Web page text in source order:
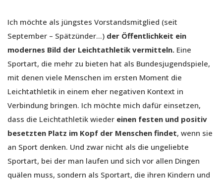
Ich möchte als jüngstes Vorstandsmitglied (seit
September – Spätzünder…) der Öffentlichkeit ein
modernes Bild der Leichtathletik vermitteln. Eine
Sportart, die mehr zu bieten hat als Bundesjugendspiele,
mit denen viele Menschen im ersten Moment die
Leichtathletik in einem eher negativen Kontext in
Verbindung bringen. Ich möchte mich dafür einsetzen,
dass die Leichtathletik wieder einen festen und positiv
besetzten Platz im Kopf der Menschen findet, wenn sie
an Sport denken. Und zwar nicht als die ungeliebte
Sportart, bei der man laufen und sich vor allen Dingen
quälen muss, sondern als Sportart, die ihren Kindern und